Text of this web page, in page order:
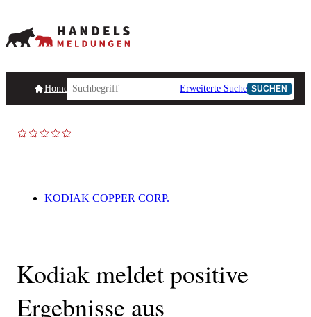
HomepageHandelsmeldungen Ad-Hoc-Meldungen
Erweiterte Suche SUCHEN
KODIAK COPPER CORP.
Kodiak meldet positive
Ergebnisse aus